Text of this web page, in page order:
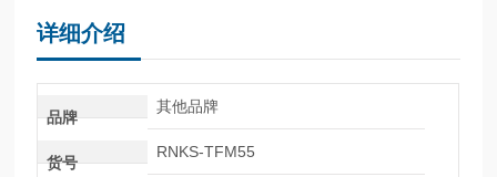
详细介绍
品牌
其他品牌
货号
RNKS-TFM55